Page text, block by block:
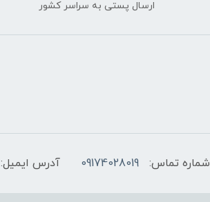
ارسال پستی به سراسر کشور
شماره تماس: 09174028019 آدرس ایمیل: